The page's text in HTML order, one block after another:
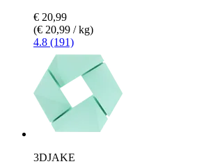
€ 20,99
(€ 20,99 / kg)
4.8 (191)
3DJAKE